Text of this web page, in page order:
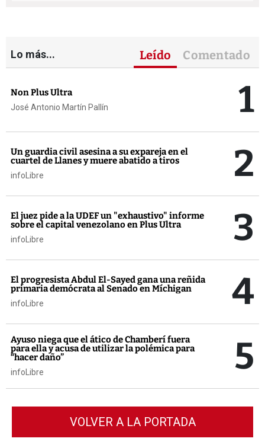
Lo más... Leído Comentado
Non Plus Ultra
José Antonio Martín Pallín 1
Un guardia civil asesina a su expareja en el
cuartel de Llanes y muere abatido a tiros
infoLibre 2
El juez pide a la UDEF un "exhaustivo" informe
sobre el capital venezolano en Plus Ultra
infoLibre 3
El progresista Abdul El-Sayed gana una reñida
primaria demócrata al Senado en Míchigan
infoLibre 4
Ayuso niega que el ático de Chamberí fuera
para ella y acusa de utilizar la polémica para
“hacer daño”
infoLibre 5
VOLVER A LA PORTADA